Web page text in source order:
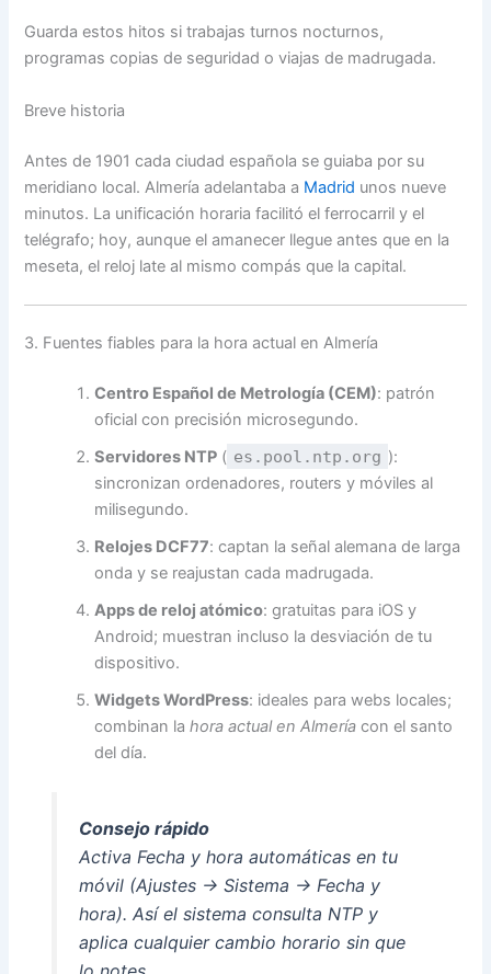
Guarda estos hitos si trabajas turnos nocturnos,
programas copias de seguridad o viajas de madrugada.
Breve historia
Antes de 1901 cada ciudad española se guiaba por su
meridiano local. Almería adelantaba a Madrid unos nueve
minutos. La unificación horaria facilitó el ferrocarril y el
telégrafo; hoy, aunque el amanecer llegue antes que en la
meseta, el reloj late al mismo compás que la capital.
3. Fuentes fiables para la hora actual en Almería
Centro Español de Metrología (CEM): patrón
oficial con precisión microsegundo.
Servidores NTP ( es.pool.ntp.org ):
sincronizan ordenadores, routers y móviles al
milisegundo.
Relojes DCF77: captan la señal alemana de larga
onda y se reajustan cada madrugada.
Apps de reloj atómico: gratuitas para iOS y
Android; muestran incluso la desviación de tu
dispositivo.
Widgets WordPress: ideales para webs locales;
combinan lahora actual en Almería con el santo
del día.
Consejo rápido
Activa Fecha y hora automáticasen tu
móvil (Ajustes → Sistema → Fecha y
hora). Así el sistema consulta NTP y
aplica cualquier cambio horario sin que